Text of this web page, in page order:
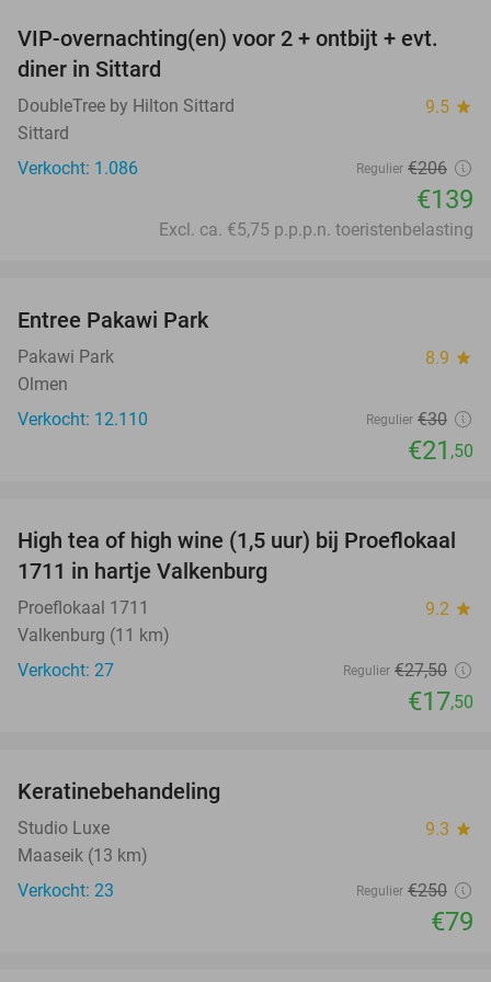
33%
VIP-overnachting(en) voor 2 + ontbijt + evt.
diner in Sittard
DoubleTree by Hilton Sittard 9.5 star
Sittard
Verkocht: 1.086
Regulier €206
€139
Excl. ca. €5,75 p.p.p.n. toeristenbelasting
Entree Pakawi Park
Pakawi Park 8.9 star
Olmen
Verkocht: 12.110
Regulier €30
€21 ,50
36%
High tea of high wine (1,5 uur) bij Proeflokaal
1711 in hartje Valkenburg
Proeflokaal 1711 9.2 star
Valkenburg (11 km)
Verkocht: 27
Regulier €27,50
€17,50
Keratinebehandeling
Studio Luxe 9.3 star
Maaseik (13 km)
Verkocht: 23
Regulier €250
€79